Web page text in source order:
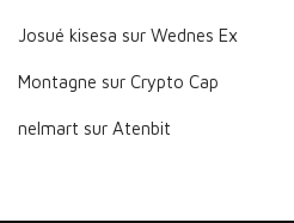
Josué kisesa sur Wednes Ex
Montagne sur Crypto Cap
nelmart sur Atenbit